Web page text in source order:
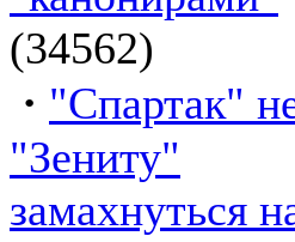
(34562)
· "Спартак"
"Зениту"
замахнуться